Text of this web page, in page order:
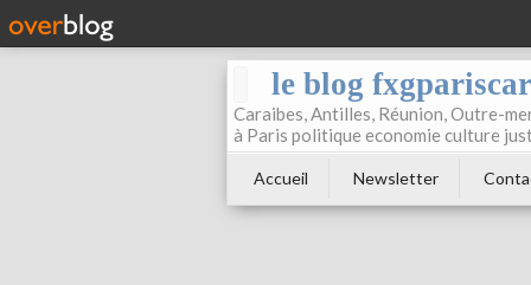
le blog
Caraibes, Antilles, Réunion, Outre-
à Paris politique economie culture
Accueil Newsletter